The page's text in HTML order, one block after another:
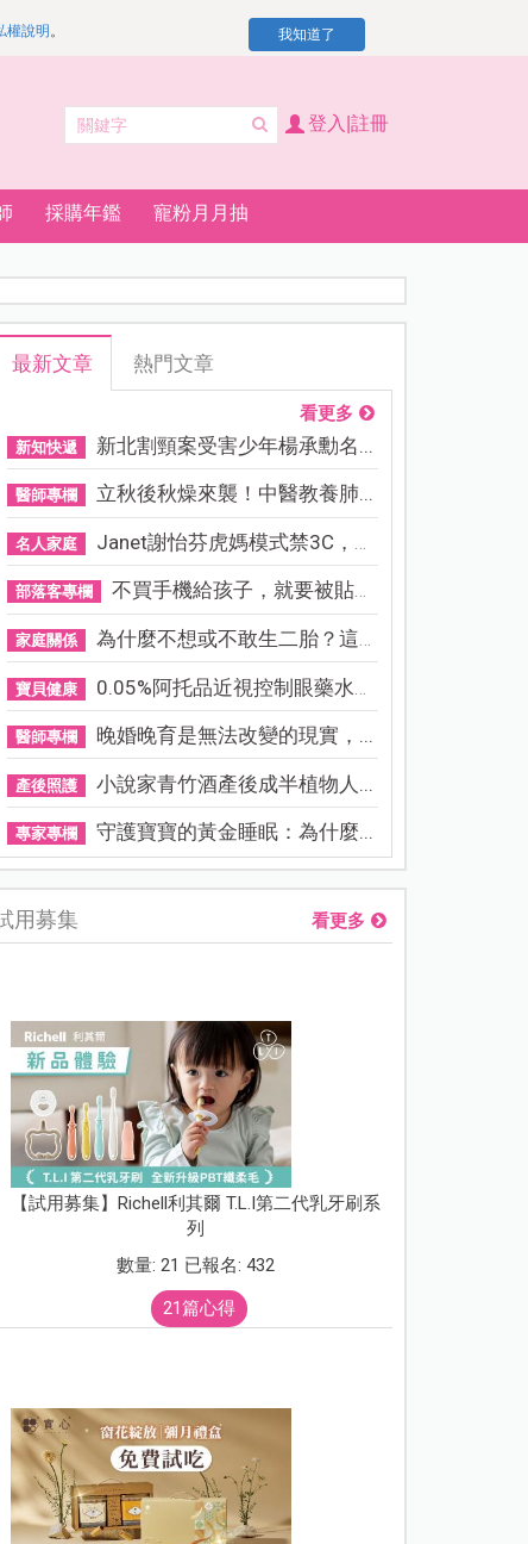
權說明 。 我知道了
登入|註冊
採購年鑑 寵粉月月抽
最新文章 熱門文章
看更多
新知快遞 新北割頸案受害少年楊承勳名...
醫師專欄 立秋後秋燥來襲！中醫教養肺...
名人家庭 Janet謝怡芬虎媽模式禁3C，看...
部落客專欄 不買手機給孩子，就要被貼「...
家庭關係 為什麼不想或不敢生二胎？這8...
寶貝健康 0.05%阿托品近視控制眼藥水納...
醫師專欄 晚婚晚育是無法改變的現實，...
產後照護 小說家青竹酒產後成半植物人...
專家專欄 守護寶寶的黃金睡眠：為什麼...
用募集 看更多
【試用募集】Richell利其爾 T.L.I第二代乳牙刷系
列
數量: 21 已報名: 432
21篇心得